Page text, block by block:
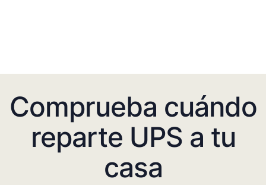
Comprueba cuándo
reparte UPS a tu
casa